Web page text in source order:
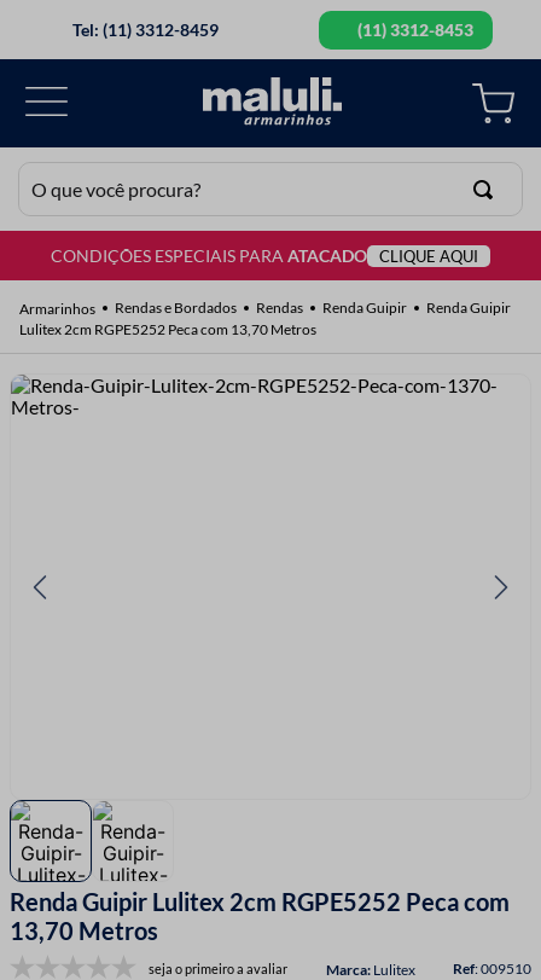
Tel: (11) 3312-8459 (11) 3312-8453
O que você procura?
CONDIÇÕES ESPECIAIS PARAATACADO CLIQUE AQUI
Rendas e Bordados Rendas Renda Guipir
Renda Guipir
Lulitex 2cm RGPE5252 Peca com 13,70 Metros
Renda Guipir Lulitex 2cm RGPE5252 Peca com
13,70 Metros
seja o primeiro a avaliar Lulitex :009510
TERMOS MAIS BUSCADOS
2º
barbante
3º
botão
8º